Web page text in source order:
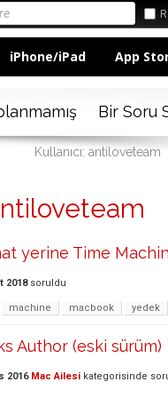
iPhone/iPad App
Bir Soru
Kullanıcı: antiloveteam
yerine Time
2018 soruldu
machine macbook yedek
Author (eski sürüm)
2016 Mac Ailesi kategorisinde